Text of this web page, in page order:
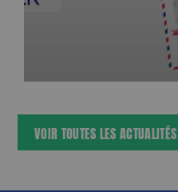
VOIR TOUTES LES ACTUALITÉS